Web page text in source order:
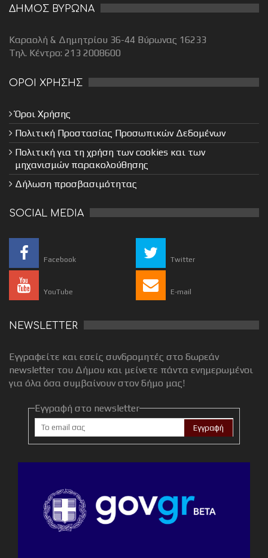
ΔΗΜΟΣ ΒΥΡΩΝΑ
Καραολή & Δημητρίου 36-44 Βύρωνας 16233
Τηλ. Κέντρο: 213 2008600
ΟΡΟΙ ΧΡΗΣΗΣ
Όροι Χρήσης
Πολιτική Προστασίας Προσωπικών Δεδομένων
Πολιτική για τη χρήση των cookies και των
μηχανισμών παρακολούθησης
Δήλωση προσβασιμότητας
SOCIAL MEDIA
Facebook Twitter
YouTube E-mail
NEWSLETTER
Εγγραφείτε και εσείς συνδρομητές στο δωρεάν
newsletter του Δήμου και μείνετε πάντα ενημερωμένοι
για όλα όσα συμβαίνουν στον δήμο μας!
Εγγραφή στο newsletter